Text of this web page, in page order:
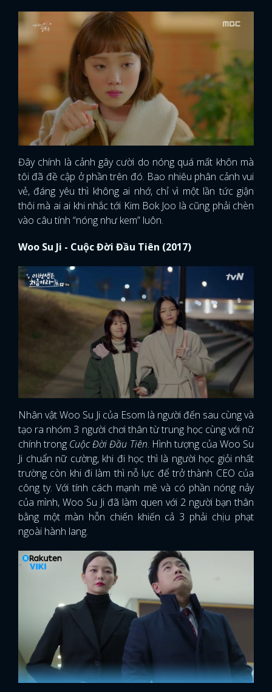
Đây chính là cảnh gây cười do nóng quá mất khôn mà
tôi đã đề cập ở phần trên đó. Bao nhiêu phân cảnh vui
vẻ, đáng yêu thì không ai nhớ, chỉ vì một lần tức giận
thôi mà ai ai khi nhắc tới Kim Bok Joo là cũng phải chèn
vào câu tính “nóng như kem” luôn.
Woo Su Ji - Cuộc Đời Đầu Tiên (2017)
Nhân vật Woo Su Ji của Esom là người đến sau cùng và
tạo ra nhóm 3 người chơi thân từ trung học cùng với nữ
chính trong Cuộc Đời Đầu Tiên. Hình tượng của Woo Su
Ji chuẩn nữ cường, khi đi học thì là người học giỏi nhất
trường còn khi đi làm thì nỗ lực để trở thành CEO của
công ty. Với tính cách mạnh mẽ và có phần nóng nảy
của mình, Woo Su Ji đã làm quen với 2 người bạn thân
bằng một màn hỗn chiến khiến cả 3 phải chịu phạt
ngoài hành lang.